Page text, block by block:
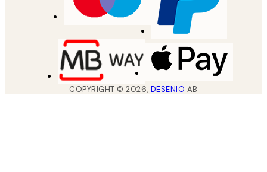
COPYRIGHT ©2026, DESENIO AB